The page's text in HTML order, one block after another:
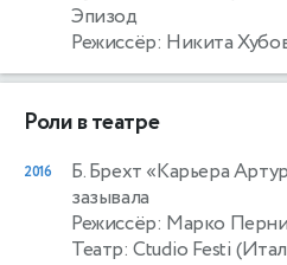
Эпизод
Режиссёр: Никита
Роли в театре
2016 Б. Брехт «Карьера
зазывала
Режиссёр: Марко
Театр: Ctudio Festi